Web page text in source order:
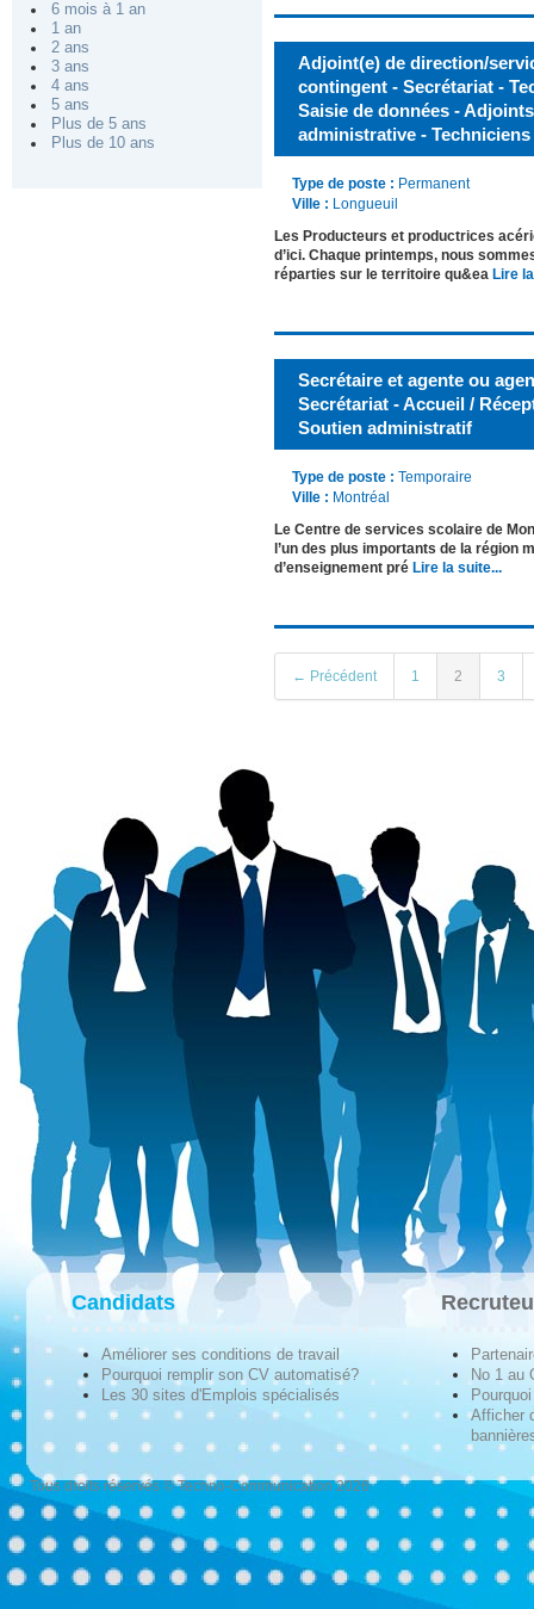
6 mois à 1 an
1 an
2 ans
3 ans
4 ans
5 ans
Plus de 5 ans
Plus de 10 ans
Adjoint(e) de direction/
contingent - Secrétariat -
Saisie de données -
administrative -
Type de poste : Permanent
Ville : Longueuil
Les Producteurs et productrices
d’ici. Chaque printemps, nous
réparties sur le territoire qu&ea Lire
Secrétaire et agente ou
Secrétariat - Accueil /
Soutien administratif
Type de poste : Temporaire
Ville : Montréal
Le Centre de services scolaire de
l’un des plus importants de la région
d’enseignement pré Lire la suite...
← Précédent 1 2 3
Candidats
Améliorer ses conditions de travail
Pourquoi remplir son CV automatisé?
Les 30 sites d'Emplois spécialisés
No 1 au
Afficher
Tous droits réservés © Techno-Communication 2026